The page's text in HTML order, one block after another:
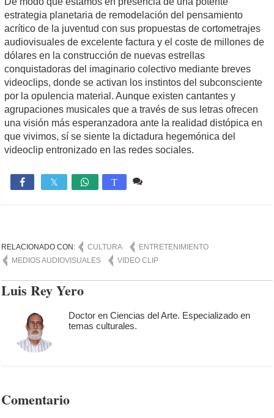
estrategia planetaria de remodelación del pensamiento
acrítico de la juventud con sus propuestas de cortometrajes
audiovisuales de excelente factura y el coste de millones de
dólares en la construcción de nuevas estrellas
conquistadoras del imaginario colectivo mediante breves
videoclips, donde se activan los instintos del subconsciente
por la opulencia material. Aunque existen cantantes y
agrupaciones musicales que a través de sus letras ofrecen
una visión más esperanzadora ante la realidad distópica en
que vivimos, sí se siente la dictadura hegemónica del
videoclip entronizado en las redes sociales.
 T
RELACIONADO CON: CULTURA
ENTRETENIMIENTO
MEDIOS AUDIOVISUALES
VIDEO CLIP
Luis Rey Yero
Doctor en Ciencias del Arte. Especializado en
temas culturales.
Comentario